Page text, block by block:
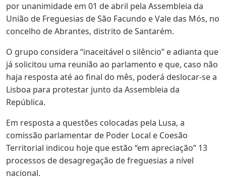
por unanimidade em 01 de abril pela Assembleia da
União de Freguesias de São Facundo e Vale das Mós, no
concelho de Abrantes, distrito de Santarém.
O grupo considera “inaceitável o silêncio” e adianta que
já solicitou uma reunião ao parlamento e que, caso não
haja resposta até ao final do mês, poderá deslocar-se a
Lisboa para protestar junto da Assembleia da
República.
Em resposta a questões colocadas pela Lusa, a
comissão parlamentar de Poder Local e Coesão
Territorial indicou hoje que estão “em apreciação” 13
processos de desagregação de freguesias a nível
nacional.